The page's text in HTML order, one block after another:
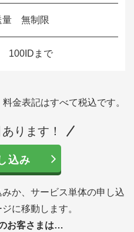
量 無制限
100IDまで
料金表記はすべて税込です。
ります！
込み
か、サービス単体の申し込
に移動します。
お客さまは…